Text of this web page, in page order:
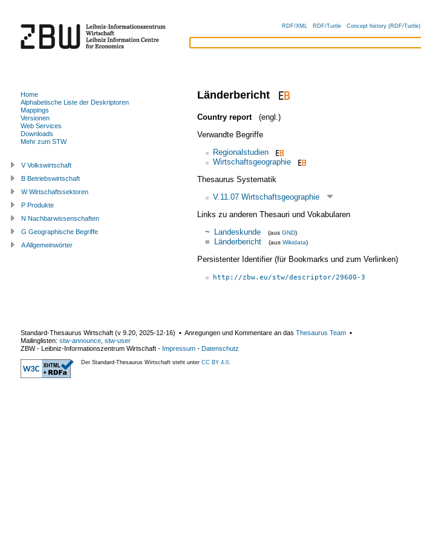
RDF/XML RDF/Turtle Concept history (RDF/Turtle)
Länderbericht
Country report
(engl.)
Verwandte Begriffe
Regionalstudien
Wirtschaftsgeographie
Thesaurus Systematik
V.11.07 Wirtschaftsgeographie
Links zu anderen Thesauri und Vokabularen
~ Landeskunde (aus GND)
= Länderbericht (aus Wikidata)
Persistenter Identifier (für Bookmarks und zum Verlinken)
http://zbw.eu/stw/descriptor/29600-3
Home
Alphabetische Liste der Deskriptoren
Mappings
Versionen
Web Services
Downloads
Mehr zum STW
V Volkswirtschaft
B Betriebswirtschaft
W Wirtschaftssektoren
P Produkte
N Nachbarwissenschaften
G Geographische Begriffe
A Allgemeinwörter
Standard-Thesaurus Wirtschaft (v 9.20 2025-12-16) ▪ Anregungen und Kommentare an das Thesaurus Team ▪
Mailinglisten: stw-announce stw-user
ZBW - Leibniz-Informationszentrum Wirtschaft - Impressum - Datenschutz
Der Standard-Thesaurus Wirtschaft steht unter CC BY 4.0